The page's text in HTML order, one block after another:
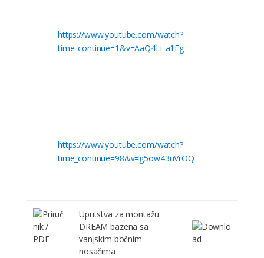
https://www.youtube.com/watch?
time_continue=1&v=AaQ4Li_a1Eg
https://www.youtube.com/watch?
time_continue=98&v=g5ow43uVrOQ
Uputstva za montažu
DREAM bazena sa
vanjskim bočnim
nosačima